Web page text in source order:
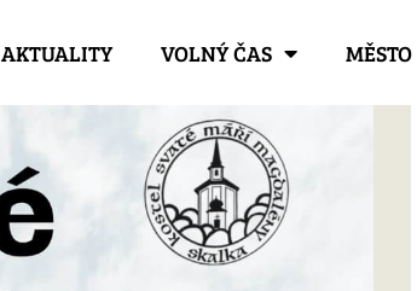
AKTUALITY VOLNÝ ČAS MĚSTO